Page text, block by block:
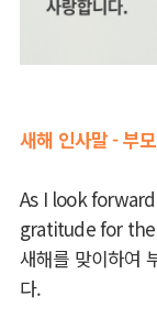
새해 인사말 - 부
As I look
gratitude for
새해를 맞이하여
다.